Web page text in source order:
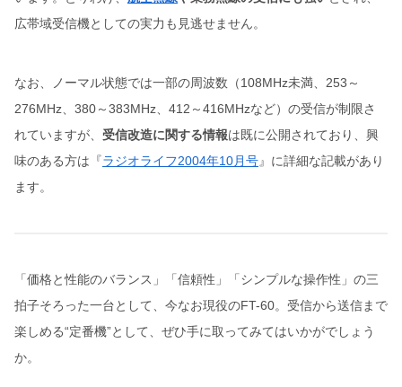
広帯域受信機としての実力も見逃せません。
なお、ノーマル状態では一部の周波数（108MHz未満、253～
276MHz、380～383MHz、412～416MHzなど）の受信が制限さ
れていますが、 受信改造に関する情報は既に公開されており、興
味のある方は『ラジオライフ2004年10月号』に詳細な記載があり
ます。
「価格と性能のバランス」「信頼性」「シンプルな操作性」の三
拍子そろった一台として、今なお現役のFT-60。受信から送信まで
楽しめる“定番機”として、ぜひ手に取ってみてはいかがでしょう
か。